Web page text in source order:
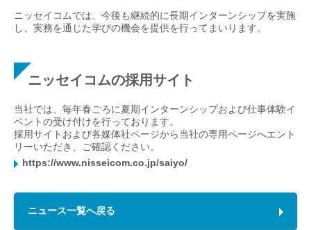
ニッセイコムでは、今後も継続的に長期インターンシップを実施
し、実務を通じた学びの機会を提供を行ってまいります。
ニッセイコムの採用サイト
当社では、毎年春ごろに夏期インターンシップおよび仕事体験イ
ベントの受け付けを行っております。
採用サイトおよび各媒体社ページから当社の専用ページへエント
リーいただき、ご確認ください。
https://www.nisseicom.co.jp/saiyo/
ニュース一覧へ戻る